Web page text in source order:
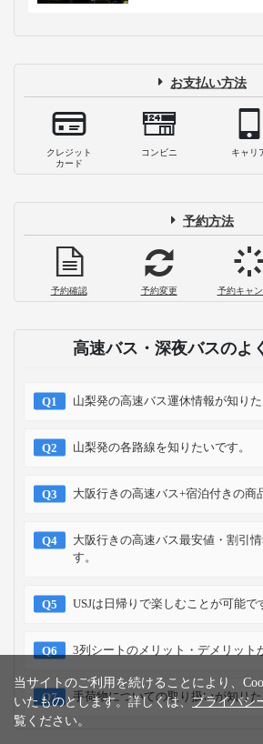
お支払い方法
クレジット
カード
コンビニ キャリ
予約方法
予約確認 予約変更 予約キャ
高速バス・深夜バスのよ
山梨発の高速バス運休情報が知りた
山梨発の各路線を知りたいです。
大阪行きの高速バス+宿泊付きの商
大阪行きの高速バス最安値・割引
す。
USJは日帰りで楽しむことが可能で
3列シートのメリット・デメリット
手荷物についての取り扱いが知りた
当サイトのご利用を続けることにより、
いたものとします。詳しくは、プライバシ
覧ください。